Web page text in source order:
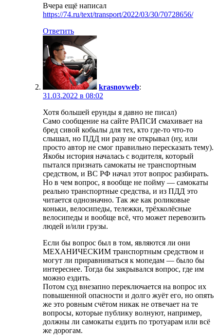
Вчера ещё написал
https://74.ru/text/transport/2022/03/30/70728656/
Ответить
krasnovweb:
31.03.2022 в 08:02
Хотя большей ерунды я давно не писал)
Само сообщение на сайте РАПСИ смахивает на
бред сивой кобылы для тех, кто где-то что-то
слышал, но ПДД ни разу не открывал (ну, или
просто автор не смог правильно пересказать тему).
Якобы история началась с водителя, который
пытался признать самокаты не транспортным
средством, и ВС РФ начал этот вопрос разбирать.
Но в чем вопрос, я вообще не пойму — самокаты
реально транспортные средства, и из ПДД это
читается однозначно. Так же как роликовые
коньки, велосипеды, тележки, трёхколёсные
велосипеды и вообще всё, что может перевозить
людей и/или грузы.
Если бы вопрос был в том, являются ли они
МЕХАНИЧЕСКИМ транспортным средством и
могут ли приравниваться к мопедам — было бы
интереснее. Тогда бы закрывался вопрос, где им
можно ездить.
Потом суд внезапно переключается на вопрос их
повышенной опасности и долго жуёт его, но опять
же это ровным счётом никак не отвечает на те
вопросы, которые публику волнуют, например,
должны ли самокаты ездить по тротуарам или всё
же дорогам.